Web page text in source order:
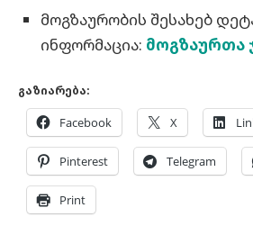
მოგზაურობის შესახებ
ინფორმაცია: მოგზაურთა
გაზიარება:
Facebook X
Pinterest Telegram
Print